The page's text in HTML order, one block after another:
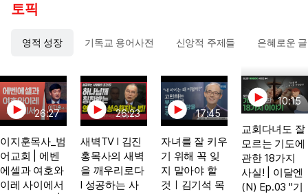
토픽
영적 성장 기독교 용어사전 신앙적 주제들 은혜로운 글
26:27
이지훈목사_범
어교회 | 에벤
에셀과 여호와
이레 사이에서
26:23
새벽TV l 김진
홍목사의 새벽
을 깨우리로다
l 성공하는 사
17:45
자녀를 잘 키우
기 위해 꼭 잊
지 말아야 할
것ㅣ김기석 목
10:15
교회다녀도 잘
모르는 기도에
관한 18가지
사실! | 이달엔
(N) Ep.03 "기